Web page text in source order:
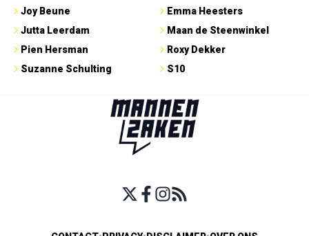
Joy Beune
Jutta Leerdam
Pien Hersman
Suzanne Schulting
Emma Heesters
Maan de Steenwinkel
Roxy Dekker
S10